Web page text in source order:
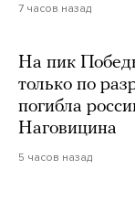
7 часов назад
На пик
только по
погибла
Наговицина
5 часов назад